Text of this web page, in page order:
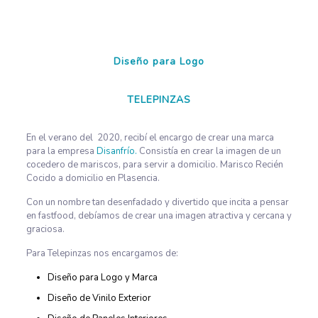
Diseño para Logo
TELEPINZAS
En el verano del 2020, recibí el encargo de crear una marca
para la empresa Disanfrío. Consistía en crear la imagen de un
cocedero de mariscos, para servir a domicilio. Marisco Recién
Cocido a domicilio en Plasencia.
Con un nombre tan desenfadado y divertido que incita a pensar
en fastfood, debíamos de crear una imagen atractiva y cercana y
graciosa.
Para Telepinzas nos encargamos de:
Diseño para Logo y Marca
Diseño de Vinilo Exterior